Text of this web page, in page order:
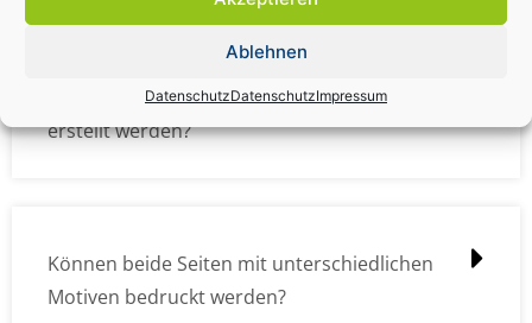
Ablehnen
DatenschutzDatenschutzImpressum
Wie müssen die Druckdateien angelegt /
erstellt werden?
Können beide Seiten mit unterschiedlichen
Motiven bedruckt werden?